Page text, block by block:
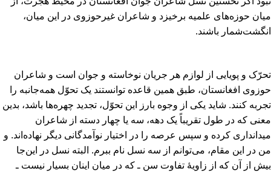
میان حوزه‌های علمیه برخیزد و شاعران غیرحوزوی در این میان‌،
انگشت‌شمار باشند.
تحرّک و پویایی از لوازم هر جریان نوخاسته و جوان است و شاعران
حوزوی افغانستان‌، طبق همین قاعده توانستند یک تحوّل همه‌جانبه را
تجربه کنند. شاید یکی از وجوه بارز این تحوّل‌، تجدید چهره‌ها باشد، بدین
معنی که در طول تقریباً یک دهه‌، سه یا چهار دسته از شاعران
میدانداری کرده و سپس عرصه را در اختیار نوآمدگانی دیگر نهاده‌اند. و
من در این مقام‌، می‌توانم از سه نسل نام ببرم‌. البته نسل در این‌جا
بیش از آن که از زاویۀ تفاوت سن ـ که در میان اینان بسیار نیست ـ